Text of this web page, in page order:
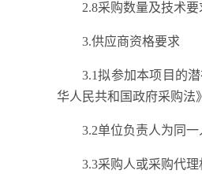
2.8采购数量及技术要
3.供应商资格要求
3.1拟参加本项目的
华人民共和国政府采购法
3.2单位负责人为同
3.3采购人或采购代